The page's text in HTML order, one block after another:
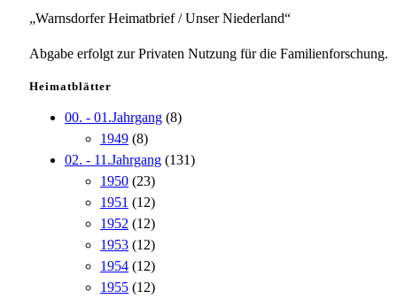
„Warnsdorfer Heimatbrief / Unser Niederland“
Abgabe erfolgt zur Privaten Nutzung für die Familienforschung.
Heimatblätter
00. - 01.Jahrgang (8)
1949 (8)
02. - 11.Jahrgang (131)
1950 (23)
1951 (12)
1952 (12)
1953 (12)
1954 (12)
1955 (12)